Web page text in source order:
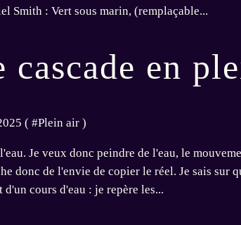
Smith : Vert sous marin, (remplaçable...
cascade en
( #Plein air )
Je veux donc peindre de l'eau, le
donc de l'envie de copier le réel. Je sais sur
d'un cours d'eau : je repère les...